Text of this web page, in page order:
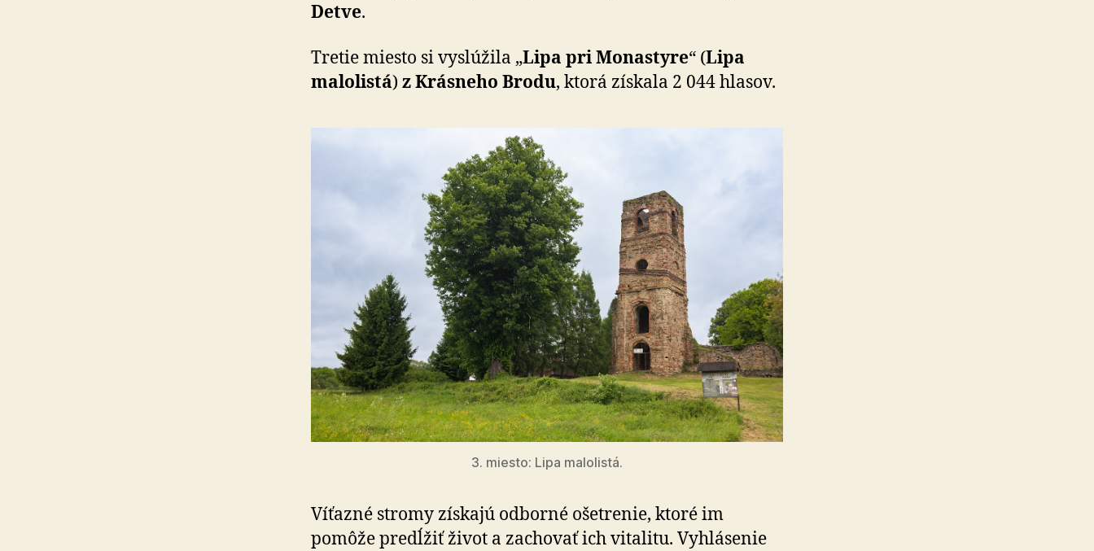
Detve.
Tretie miesto si vyslúžila „Lipa pri Monastyre“ (Lipa
malolistá) z Krásneho Brodu, ktorá získala 2 044 hlasov.
3. miesto: Lipa malolistá.
Víťazné stromy získajú odborné ošetrenie, ktoré im
pomôže predĺžiť život a zachovať ich vitalitu. Vyhlásenie